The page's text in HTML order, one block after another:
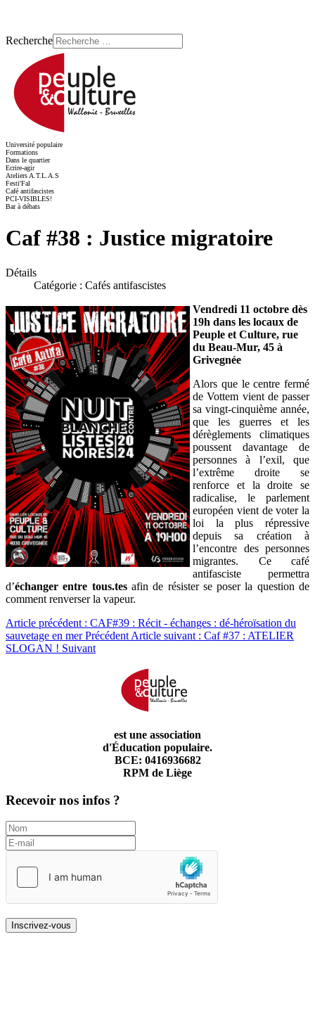
Recherche
Université populaire
Formations
Dans le quartier
Ecrire-agir
Ateliers A.T.L.A.S
Festi'Fal
Café antifascistes
PCI-VISIBLES!
Bar à débats
Caf #38 : Justice migratoire
Détails
Catégorie : Cafés antifascistes
Vendredi 11 octobre dès
19h dans les locaux de
Peuple et Culture, rue
du Beau-Mur, 45 à
Grivegnée
Alors que le centre fermé
de Vottem vient de passer
sa vingt-cinquième année,
que les guerres et les
dérèglements climatiques
poussent davantage de
personnes à l’exil, que
l’extrême droite se
renforce et la droite se
radicalise, le parlement
européen vient de voter la
loi la plus répressive
depuis sa création à
l’encontre des personnes
migrantes. Ce café
antifasciste permettra
d’échanger entre tous.tesafin de résister se poser la question de
comment renverser la vapeur.
Article précédent : CAF#39 : Récit - échanges : dé-héroïsation du
sauvetage en merPrécédent Article suivant : Caf #37 : ATELIER
SLOGAN ! Suivant
est une association
d'Éducation populaire.
BCE: 0416936682
RPM de Liège
Recevoir nos infos ?
Inscrivez-vous